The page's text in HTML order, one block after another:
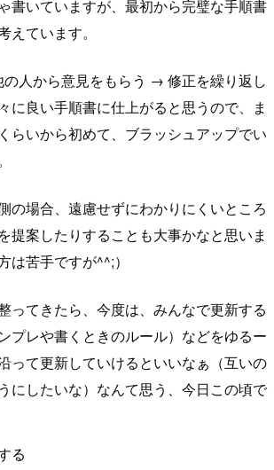
書いていますが、最初から完璧な手順書
えています。
人から意見をもらう → 修正を繰り返し
に良い手順書に仕上がると思うので、ま
らいから初めて、ブラッシュアップでい
の場合、遠慮せずにわかりにくいところ
提案したりすることも大事かなと思いま
は苦手ですが^^;）
ってきたら、今度は、みんなで更新する
プレや書くときのルール）などをゆるー
って更新していけるといいなぁ（互いの
にしたいな）なんて思う、今日この頃で
る